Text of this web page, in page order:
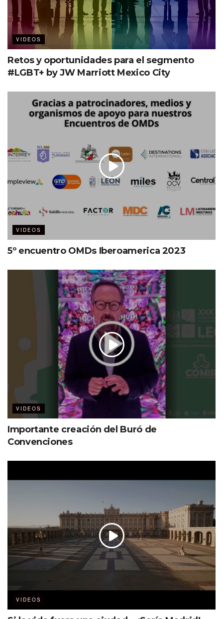
VIDEOS
Retos y oportunidades para el segmento
#LGBT+ by JW Marriott Mexico City
VIDEOS
5º encuentro OMDs Iberoamerica 2023
VIDEOS
Importante creación del Buró de
Convenciones
VIDEOS